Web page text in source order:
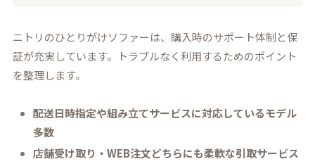
ニトリのひとりがけソファーは、購入時のサポート体制と保
証が充実しています。トラブルなく利用するためのポイント
を整理します。
配送日時指定や組み立てサービスに対応しているモデル
多数
店舗受け取り・WEB注文どちらにも柔軟な引取サービス